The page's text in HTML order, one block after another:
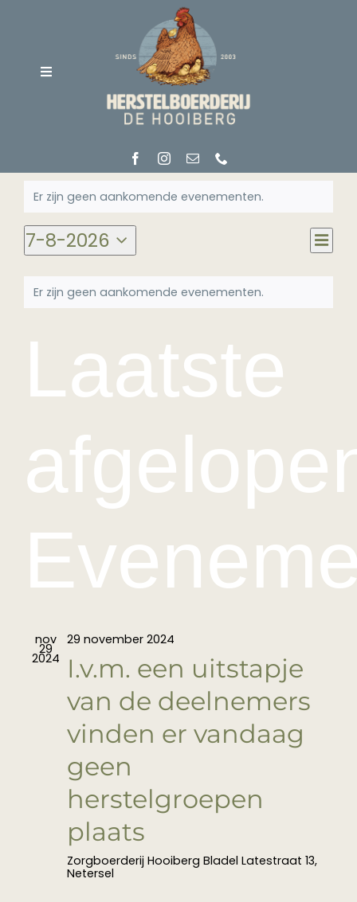
Toggle
Navigation
Home
Over ons
Soorten zorg
Medewerkers
Agenda
In het nieuws
Er zijn geen aankomende evenementen.
Maand
7-8-2026
Selecteer
een
datum.
Kalender
van
Er zijn geen aankomende evenementen.
Laatste
nov
29
2024
29 november 2024
I.v.m. een uitstapje
van de deelnemers
vinden er vandaag
geen
herstelgroepen
plaats
Zorgboerderij Hooiberg Bladel Latestraat 13,
Netersel